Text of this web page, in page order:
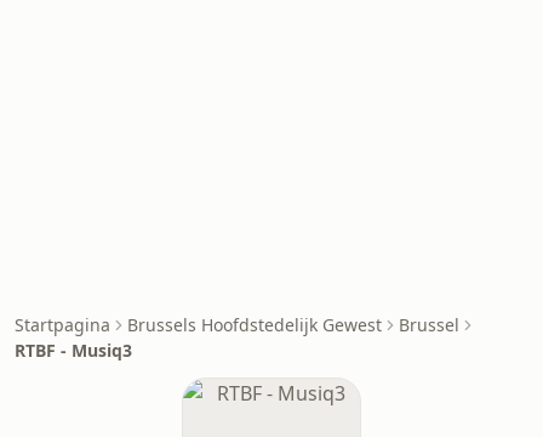
Startpagina Brussels Hoofdstedelijk Gewest
Brussel
RTBF - Musiq3